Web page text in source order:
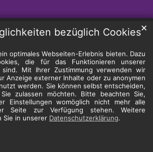
bezüglich Cookies
optimales Webseiten-Erlebnis bieten. Dazu
die für das Funktionieren unserer
sind. Mit Ihrer Zustimmung verwenden wir
Anzeige externer Inhalte oder zu anonymen
werden. Sie können selbst entscheiden,
zulassen möchten. Bitte beachten Sie,
Einstellungen womöglich nicht mehr alle
Seite zur Verfügung stehen. Weitere
Sie in unserer Datenschutzerklärung.
✕